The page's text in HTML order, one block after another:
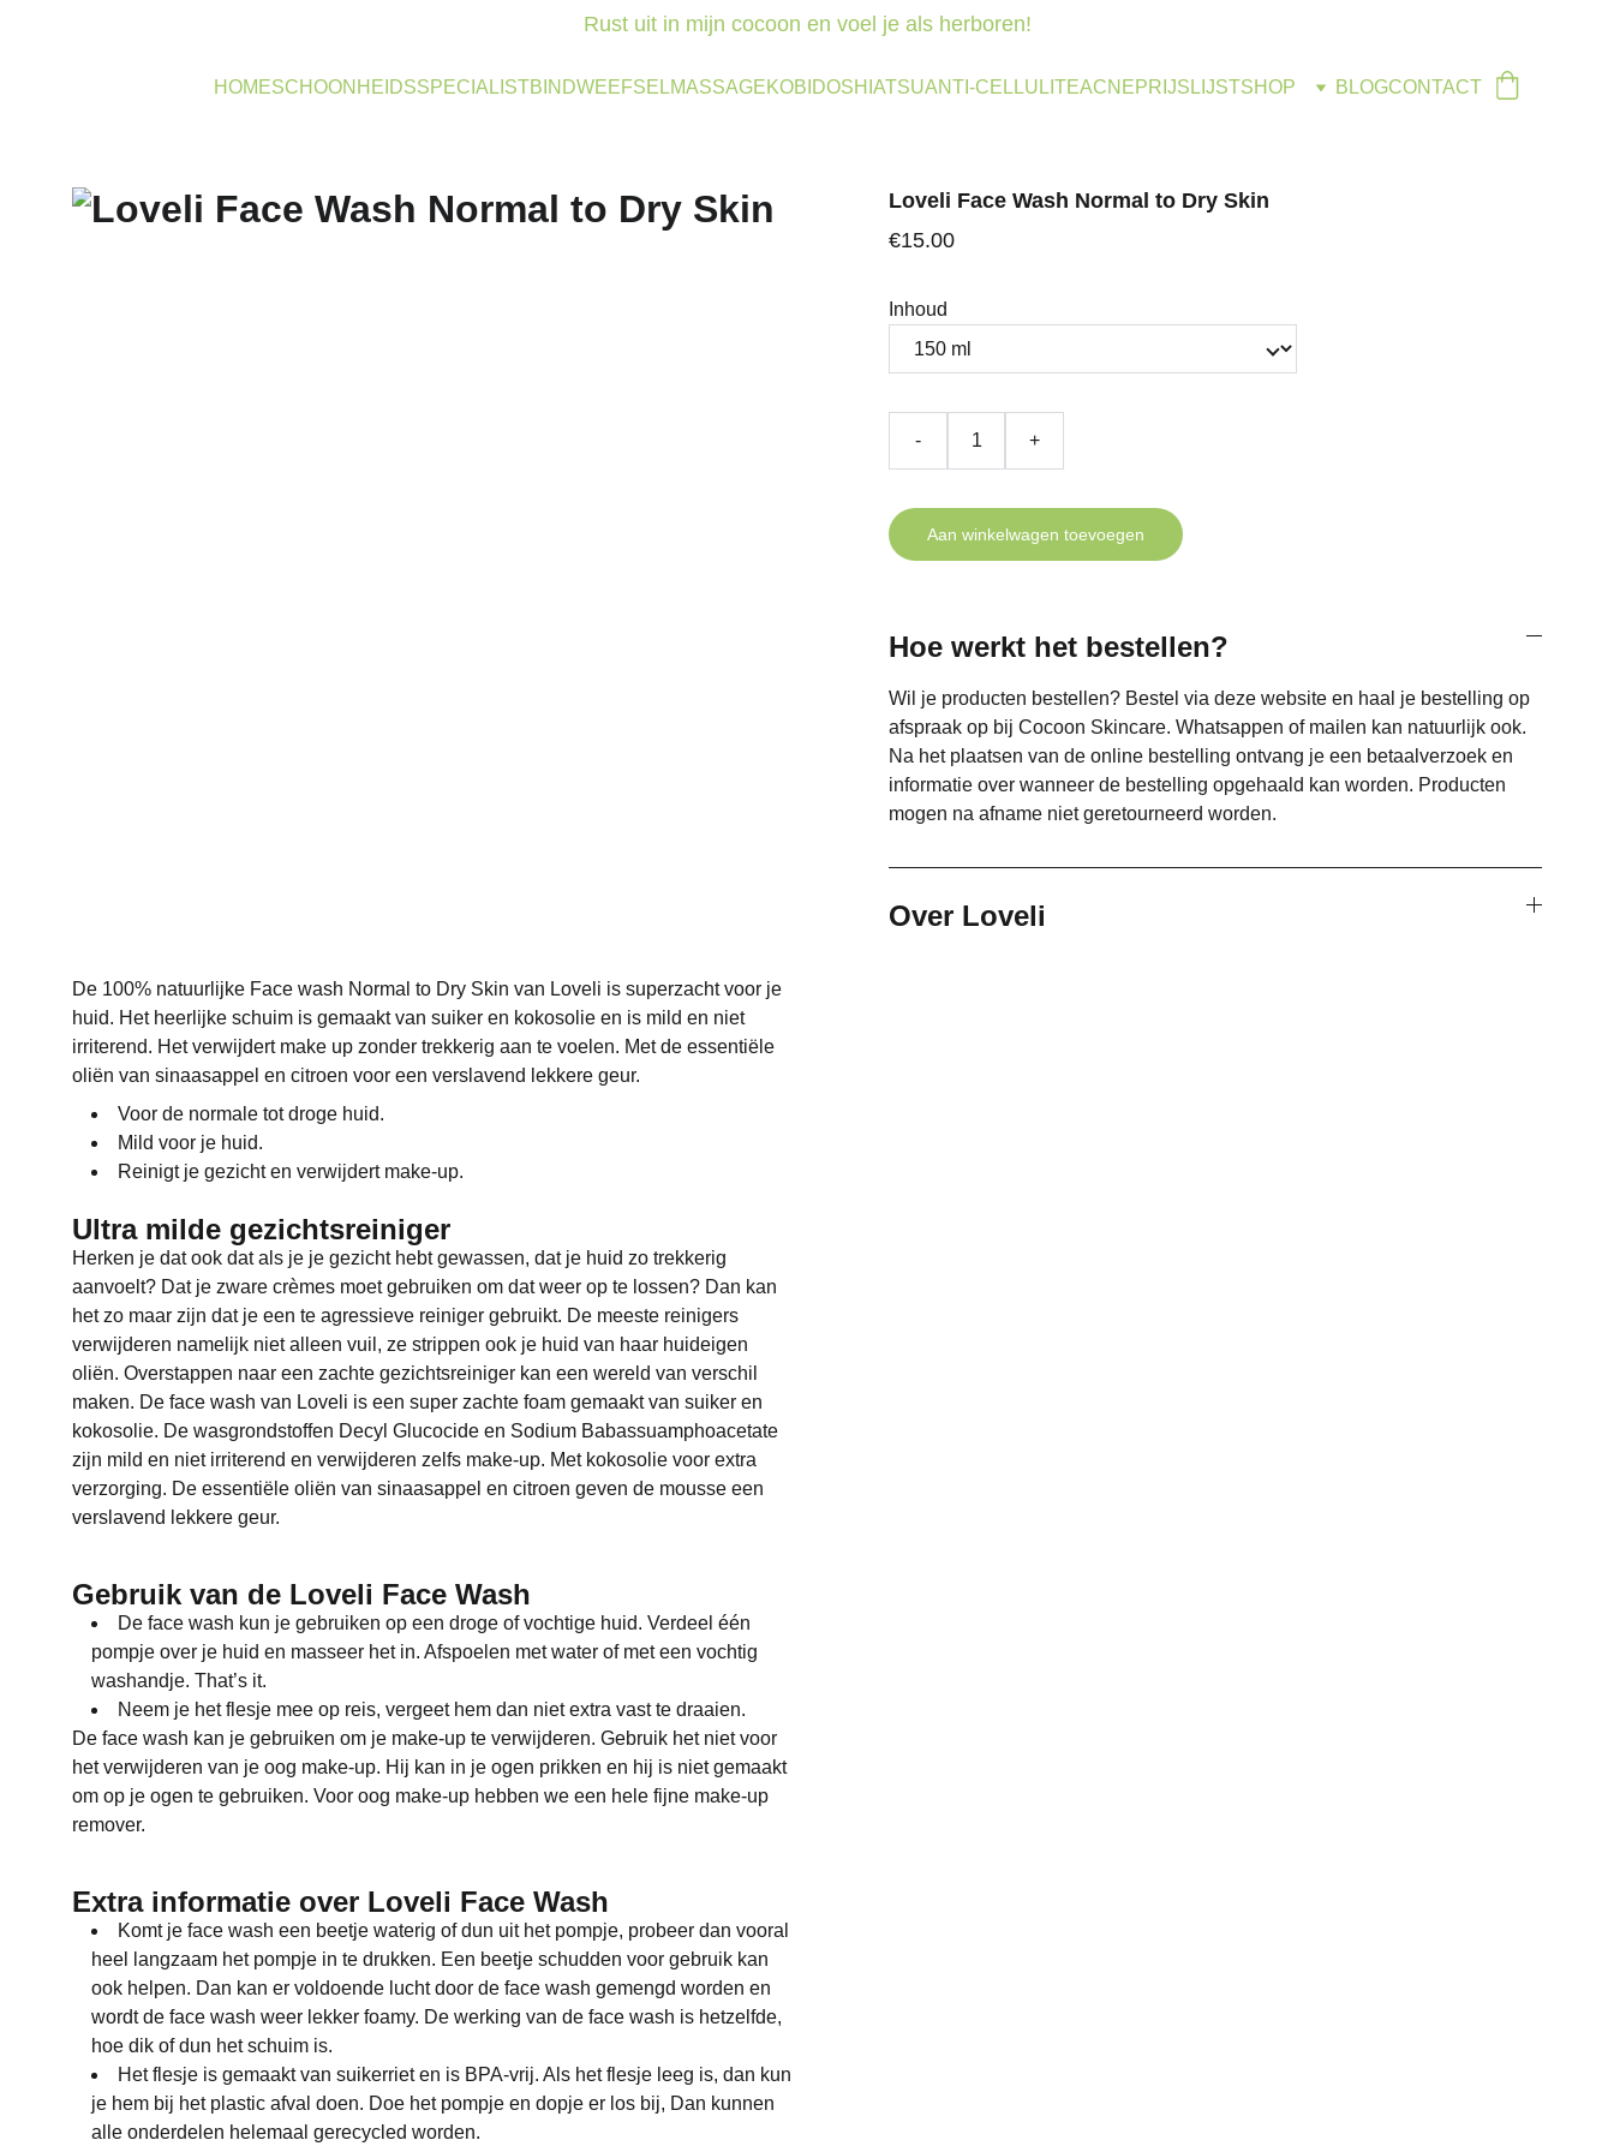
Rust uit in mijn cocoon en voel je als herboren!
HOMESCHOONHEIDSSPECIALISTBINDWEEFSELMASSAGEKOBIDOSHIATSUANTI-CELLULITEACNEPRIJSLIJSTSHOP BLOGCONTACT
De 100% natuurlijke Face wash Normal to Dry Skin van Loveli is superzacht voor je
huid. Het heerlijke schuim is gemaakt van suiker en kokosolie en is mild en niet
irriterend. Het verwijdert make up zonder trekkerig aan te voelen. Met de essentiële
oliën van sinaasappel en citroen voor een verslavend lekkere geur.
Voor de normale tot droge huid.
Mild voor je huid.
Reinigt je gezicht en verwijdert make-up.
Ultra milde gezichtsreiniger
Herken je dat ook dat als je je gezicht hebt gewassen, dat je huid zo trekkerig
aanvoelt? Dat je zware crèmes moet gebruiken om dat weer op te lossen? Dan kan
het zo maar zijn dat je een te agressieve reiniger gebruikt. De meeste reinigers
verwijderen namelijk niet alleen vuil, ze strippen ook je huid van haar huideigen
oliën. Overstappen naar een zachte gezichtsreiniger kan een wereld van verschil
maken. De face wash van Loveli is een super zachte foam gemaakt van suiker en
kokosolie. De wasgrondstoffen Decyl Glucocide en Sodium Babassuamphoacetate
zijn mild en niet irriterend en verwijderen zelfs make-up. Met kokosolie voor extra
verzorging. De essentiële oliën van sinaasappel en citroen geven de mousse een
verslavend lekkere geur.
Gebruik van de Loveli Face Wash
De face wash kun je gebruiken op een droge of vochtige huid. Verdeel één
pompje over je huid en masseer het in. Afspoelen met water of met een vochtig
washandje. That’s it.
Neem je het flesje mee op reis, vergeet hem dan niet extra vast te draaien.
De face wash kan je gebruiken om je make-up te verwijderen. Gebruik het niet voor
het verwijderen van je oog make-up. Hij kan in je ogen prikken en hij is niet gemaakt
om op je ogen te gebruiken. Voor oog make-up hebben we een hele fijne make-up
remover.
Extra informatie over Loveli Face Wash
Komt je face wash een beetje waterig of dun uit het pompje, probeer dan vooral
heel langzaam het pompje in te drukken. Een beetje schudden voor gebruik kan
ook helpen. Dan kan er voldoende lucht door de face wash gemengd worden en
wordt de face wash weer lekker foamy. De werking van de face wash is hetzelfde,
hoe dik of dun het schuim is.
Het flesje is gemaakt van suikerriet en is BPA-vrij. Als het flesje leeg is, dan kun
je hem bij het plastic afval doen. Doe het pompje en dopje er los bij, Dan kunnen
alle onderdelen helemaal gerecycled worden.
Loveli Face Wash Normal to Dry Skin
€15.00
Inhoud
- +
Aan winkelwagen toevoegen
Hoe werkt het bestellen?
Wil je producten bestellen? Bestel via deze website en haal je bestelling op
afspraak op bij Cocoon Skincare. Whatsappen of mailen kan natuurlijk ook.
Na het plaatsen van de online bestelling ontvang je een betaalverzoek en
informatie over wanneer de bestelling opgehaald kan worden. Producten
mogen na afname niet geretourneerd worden.
Over Loveli